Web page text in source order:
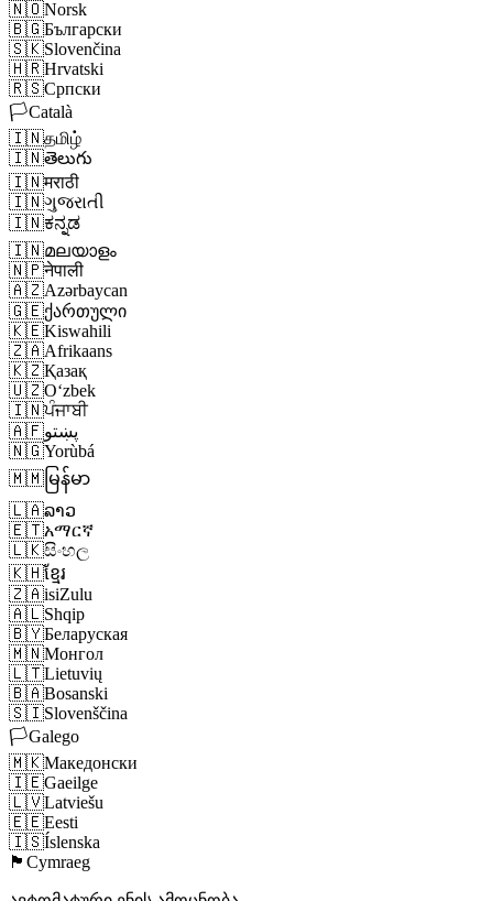
🇳🇴Norsk
🇧🇬Български
🇸🇰Slovenčina
🇭🇷Hrvatski
🇷🇸Српски
🏳️Català
🇮🇳தமிழ்
🇮🇳తెలుగు
🇮🇳मराठी
🇮🇳ગુજરાતી
🇮🇳ಕನ್ನಡ
🇮🇳മലയാളം
🇳🇵नेपाली
🇦🇿Azərbaycan
🇬🇪ქართული
🇰🇪Kiswahili
🇿🇦Afrikaans
🇰🇿Қазақ
🇺🇿Oʻzbek
🇮🇳ਪੰਜਾਬੀ
🇦🇫پښتو
🇳🇬Yorùbá
🇲🇲 မြန်မာ
🇱🇦ລາວ
🇪🇹አማርኛ
🇱🇰සිංහල
🇰🇭ខ្មែរ
🇿🇦isiZulu
🇦🇱Shqip
🇧🇾Беларуская
🇲🇳Монгол
🇱🇹Lietuvių
🇧🇦Bosanski
🇸🇮Slovenščina
🏳️Galego
🇲🇰Македонски
🇮🇪Gaeilge
🇱🇻Latviešu
🇪🇪Eesti
🇮🇸Íslenska
🏴󠁧󠁢󠁷󠁬󠁳󠁿 Cymraeg